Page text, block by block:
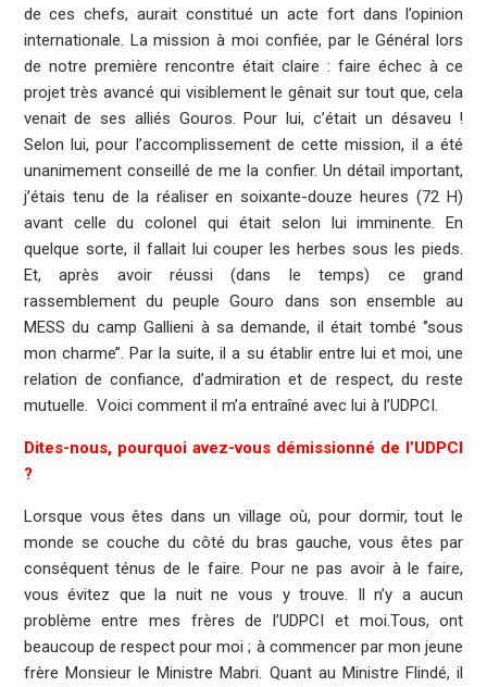
de ces chefs, aurait constitué un acte fort dans l’opinion
internationale. La mission à moi confiée, par le Général lors
de notre première rencontre était claire : faire échec à ce
projet très avancé qui visiblement le gênait sur tout que, cela
venait de ses alliés Gouros. Pour lui, c’était un désaveu !
Selon lui, pour l’accomplissement de cette mission, il a été
unanimement conseillé de me la confier. Un détail important,
j’étais tenu de la réaliser en soixante-douze heures (72 H)
avant celle du colonel qui était selon lui imminente. En
quelque sorte, il fallait lui couper les herbes sous les pieds.
Et, après avoir réussi (dans le temps) ce grand
rassemblement du peuple Gouro dans son ensemble au
MESS du camp Gallieni à sa demande, il était tombé ‘’sous
mon charme’’. Par la suite, il a su établir entre lui et moi, une
relation de confiance, d’admiration et de respect, du reste
mutuelle. Voici comment il m’a entraîné avec lui à l’UDPCI.
Dites-nous, pourquoi avez-vous démissionné de l’UDPCI
?
Lorsque vous êtes dans un village où, pour dormir, tout le
monde se couche du côté du bras gauche, vous êtes par
conséquent ténus de le faire. Pour ne pas avoir à le faire,
vous évitez que la nuit ne vous y trouve. Il n’y a aucun
problème entre mes frères de l’UDPCI et moi.Tous, ont
beaucoup de respect pour moi ; à commencer par mon jeune
frère Monsieur le Ministre Mabri. Quant au Ministre Flindé, il